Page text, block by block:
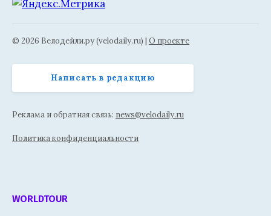
© 2026 Велодейли.ру (velodaily.ru) | О проекте
Написать в редакцию
Реклама и обратная связь: news@velodaily.ru
Политика конфиденциальности
WORLDTOUR